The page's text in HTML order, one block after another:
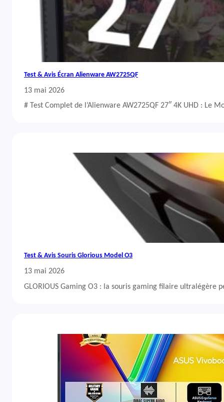
Test & Avis Écran Alienware AW2725QF
13 mai 2026
# Test Complet de l’Alienware AW2725QF 27″ 4K UHD : Le
Test & Avis Souris Glorious Model O3
13 mai 2026
GLORIOUS Gaming O3 : la souris gaming filaire ultralégère